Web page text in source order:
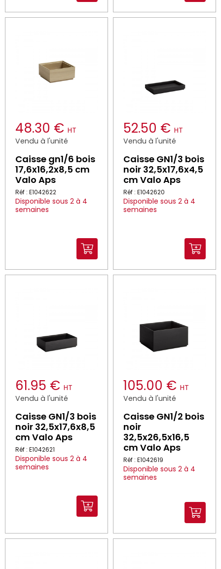
48.30 € HT
Vendu à l'unité
Caisse gn1/6 bois
17,6x16,2x8,5 cm
Valo Aps
Réf : E1042622
Disponible sous 2 à 4
semaines
52.50 € HT
Vendu à l'unité
Caisse GN1/3 bois
noir 32,5x17,6x4,5
cm Valo Aps
Réf : E1042620
Disponible sous 2 à 4
semaines
61.95 € HT
Vendu à l'unité
Caisse GN1/3 bois
noir 32,5x17,6x8,5
cm Valo Aps
Réf : E1042621
Disponible sous 2 à 4
semaines
105.00 € HT
Vendu à l'unité
Caisse GN1/2 bois
noir
32,5x26,5x16,5
cm Valo Aps
Réf : E1042619
Disponible sous 2 à 4
semaines